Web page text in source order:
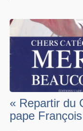
« Repartir du
pape